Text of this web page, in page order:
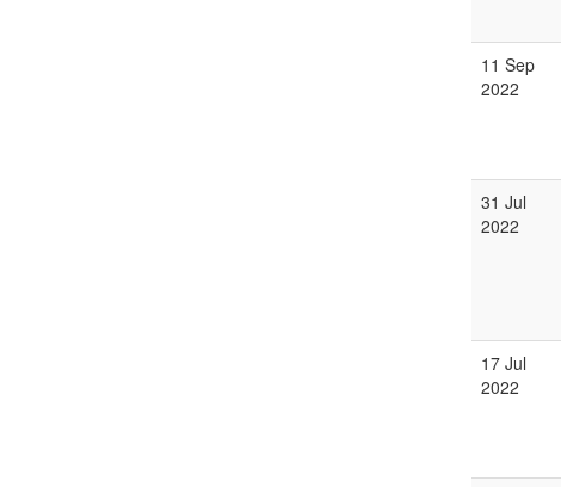
11 Sep
2022
31 Jul
2022
17 Jul
2022